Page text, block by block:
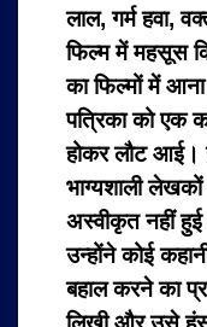
लाल, गर्म हवा,
फिल्म में महसूस
का फिल्मों में
पत्रिका को एक
होकर लौट आई।
भाग्यशाली
अस्वीकृत नहीं
उन्होंने कोई
बहाल करने का